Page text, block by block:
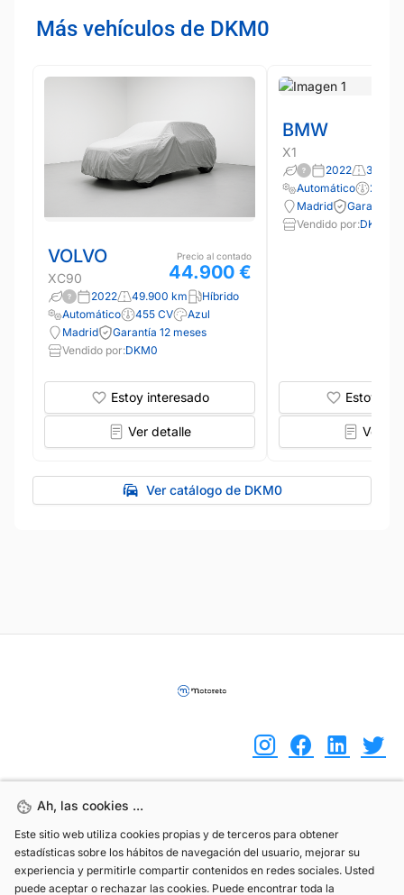
Más vehículos de DKM0
VOLVO
XC90
Precio al contado
44.900 €
2022 49.900 km
Híbrido
Automático
455 CV
Azul
Madrid
Garantía 12 meses
Vendido por:DKM0
Estoy interesado
Ver detalle
BMW
X1
2022
Automático
220
Madrid
Garantía
Vendido por:DKM0
Estoy
Ver
Ver catálogo de DKM0
Ah, las cookies ...
Este sitio web utiliza cookies propias y de terceros para obtener
estadísticas sobre los hábitos de navegación del usuario, mejorar su
experiencia y permitirle compartir contenidos en redes sociales. Usted
puede aceptar o rechazar las cookies. Puede encontrar toda la
Ah, las cookies ...
Este sitio web utiliza cookies propias y de terceros para obtener
estadísticas sobre los hábitos de navegación del usuario, mejorar su
experiencia y permitirle compartir contenidos en redes sociales. Usted
puede aceptar o rechazar las cookies. Puede encontrar toda la
info@motoreto.com